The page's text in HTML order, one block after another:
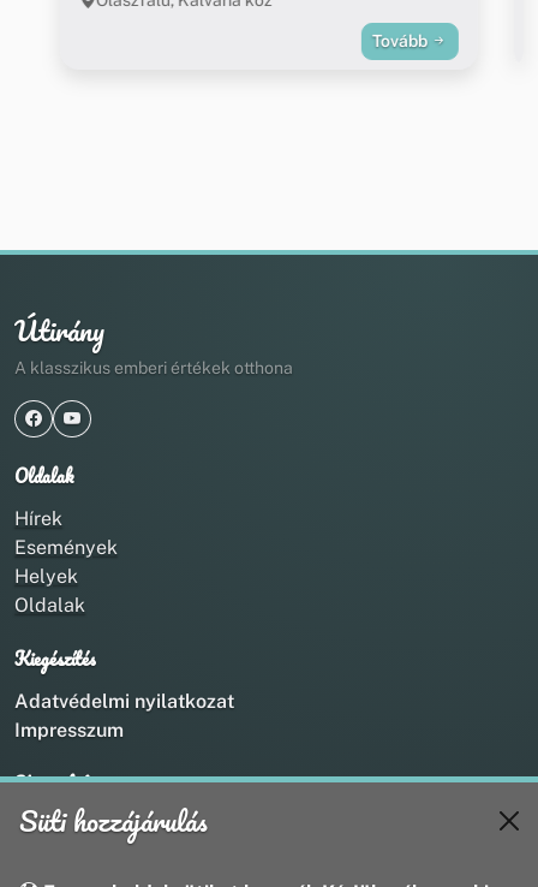
Tovább
Útirány
A klasszikus emberi értékek otthona
Oldalak
Hírek
Események
Helyek
Oldalak
Kiegészítés
Adatvédelmi nyilatkozat
Impresszum
Kapcsolat
+36 20 211 1888
Süti hozzájárulás